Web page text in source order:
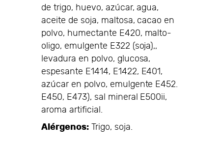
de trigo, huevo, azúcar, agua,
aceite de soja, maltosa, cacao en
polvo, humectante E420, malto-
oligo, emulgente E322 (soja),,
levadura en polvo, glucosa,
espesante E1414, E1422, E401,
azúcar en polvo, emulgente E452.
E450, E473), sal mineral E500ii,
aroma artificial.
Alérgenos:Trigo, soja.